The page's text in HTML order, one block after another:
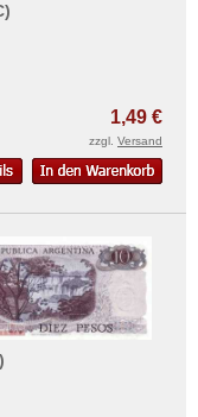
1,49 €
zzgl. Versand